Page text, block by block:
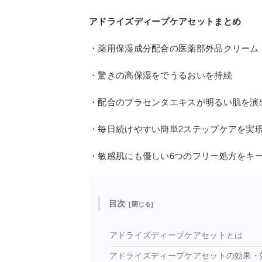
アドライズディープケアセットまとめ
・薬用保湿成分配合の医薬部外品クリーム
・驚きの高保湿をでうるおいを持続
・配合のプラセンタエキスが明るい肌を演
・毎日続けやすい簡単2ステップケアを実現
・敏感肌にも優しい6つのフリー処方をキ
目次
アドライズディープケアセットとは
アドライズディープケアセットの効果・